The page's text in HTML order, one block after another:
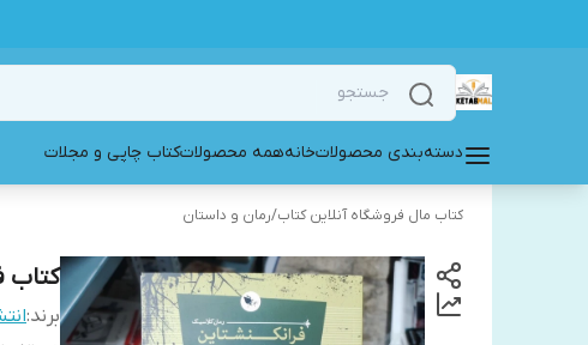
دسته‌بندی محصولاتخانههمه محصولاتکتاب چاپی و مجلات
کتاب مال فروشگاه آنلاین کتاب/رمان و داستان
کتاب
برند: